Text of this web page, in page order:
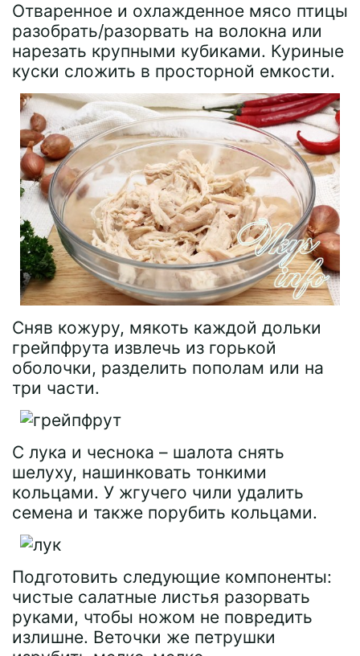
Отваренное и охлажденное мясо птицы
разобрать/разорвать на волокна или
нарезать крупными кубиками. Куриные
куски сложить в просторной емкости.
Сняв кожуру, мякоть каждой дольки
грейпфрута извлечь из горькой
оболочки, разделить пополам или на
три части.
С лука и чеснока – шалота снять
шелуху, нашинковать тонкими
кольцами. У жгучего чили удалить
семена и также порубить кольцами.
Подготовить следующие компоненты:
чистые салатные листья разорвать
руками, чтобы ножом не повредить
излишне. Веточки же петрушки